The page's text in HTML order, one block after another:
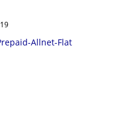
Allnet-Flat